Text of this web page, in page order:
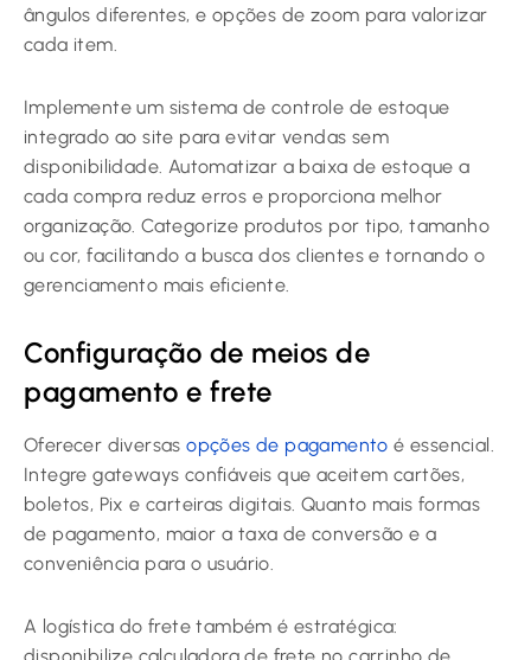
ângulos diferentes, e opções de zoom para valorizar
cada item.
Implemente um sistema de controle de estoque
integrado ao site para evitar vendas sem
disponibilidade. Automatizar a baixa de estoque a
cada compra reduz erros e proporciona melhor
organização. Categorize produtos por tipo, tamanho
ou cor, facilitando a busca dos clientes e tornando o
gerenciamento mais eficiente.
Configuração de meios de
pagamento e frete
Oferecer diversasopções de pagamento é essencial.
Integre gateways confiáveis que aceitem cartões,
boletos, Pix e carteiras digitais. Quanto mais formas
de pagamento, maior a taxa de conversão e a
conveniência para o usuário.
A logística do frete também é estratégica: